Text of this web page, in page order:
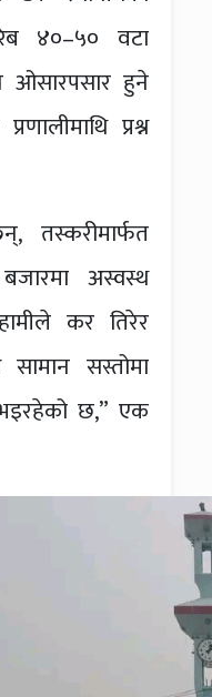
४०–५० वटा
ओसारपसार हुने
प्रश्न
तस्करीमार्फत
अस्वस्थ
कर तिरेर
सस्तोमा
भइरहेको छ,” एक